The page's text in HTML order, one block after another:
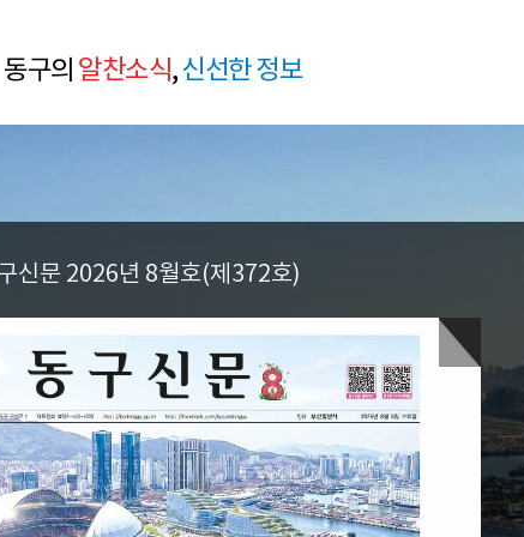
동구의 알찬소식,신선한 정보
신문 2026년 8월호(제372호)